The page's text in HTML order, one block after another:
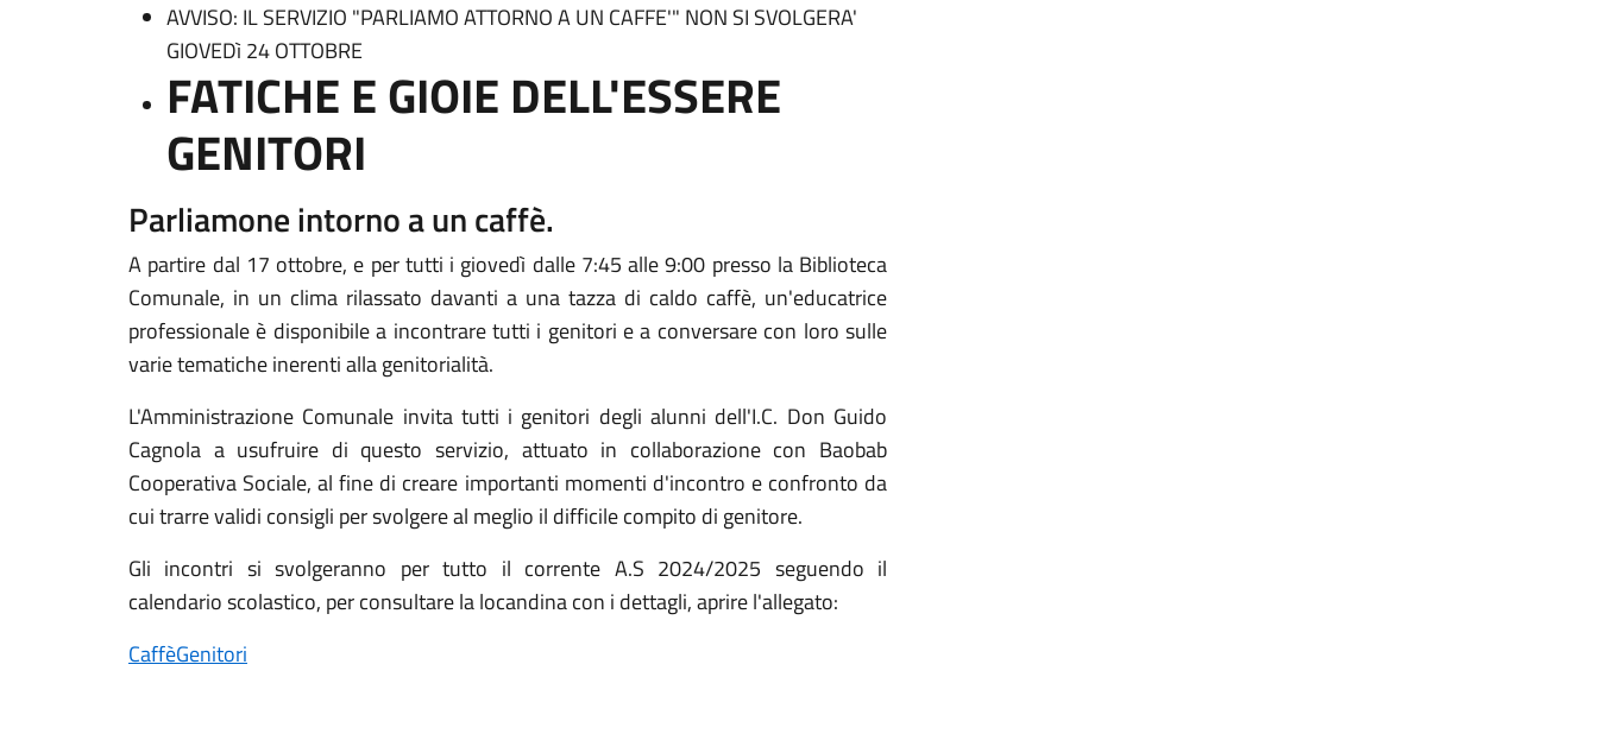
AVVISO: IL SERVIZIO "PARLIAMO ATTORNO A UN CAFFE'" NON SI SVOLGERA'
GIOVEDì 24 OTTOBRE
FATICHE E GIOIE DELL'ESSERE
GENITORI
Parliamone intorno a un caffè.
A partire dal 17 ottobre, e per tutti i giovedì dalle 7:45 alle 9:00 presso la Biblioteca
Comunale, in un clima rilassato davanti a una tazza di caldo caffè, un'educatrice
professionale è disponibile a incontrare tutti i genitori e a conversare con loro sulle
varie tematiche inerenti alla genitorialità.
L'Amministrazione Comunale invita tutti i genitori degli alunni dell'I.C. Don Guido
Cagnola a usufruire di questo servizio, attuato in collaborazione con Baobab
Cooperativa Sociale, al fine di creare importanti momenti d'incontro e confronto da
cui trarre validi consigli per svolgere al meglio il difficile compito di genitore.
Gli incontri si svolgeranno per tutto il corrente A.S 2024/2025 seguendo il
calendario scolastico, per consultare la locandina con i dettagli, aprire l'allegato:
CaffèGenitori